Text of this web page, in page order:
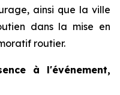
ainsi que la ville
dans la mise en
routier.
à l'événement,